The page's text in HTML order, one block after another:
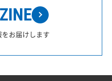
お届けします